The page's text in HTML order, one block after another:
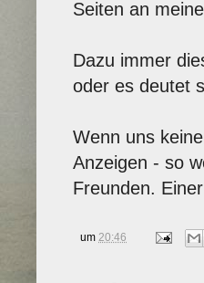
Seiten an
Dazu immer
oder es deutet
Wenn uns
Anzeigen - so
Freunden.
um 20:46